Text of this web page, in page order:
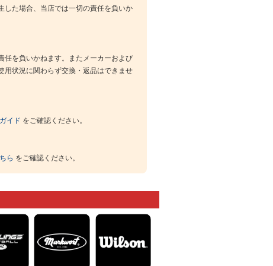
した場合、当店では一切の責任を負いか
任を負いかねます。またメーカーおよび
用状況に関わらず交換・返品はできませ
イド をご確認ください。
ら をご確認ください。